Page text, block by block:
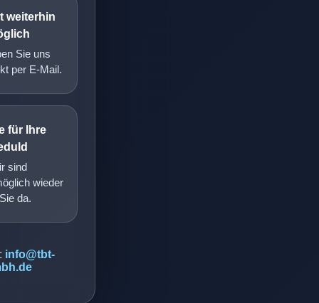
weiterhin
Sie uns
per E-Mail.
für Ihre
sind
wieder
da.
info@tbt-